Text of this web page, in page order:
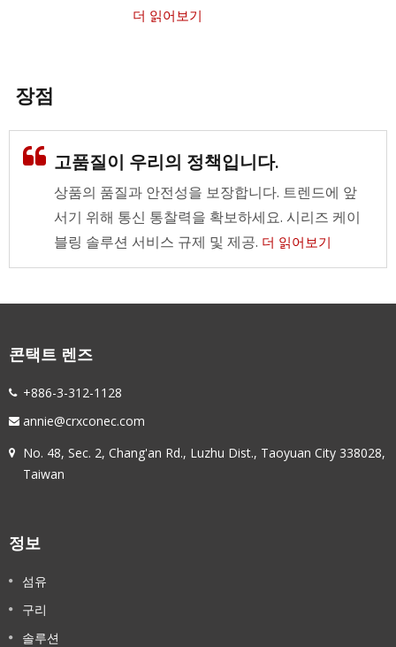
더 읽어보기
장점
고품질이 우리의 정책입니다.
상품의 품질과 안전성을 보장합니다. 트렌드에 앞
서기 위해 통신 통찰력을 확보하세요. 시리즈 케이
블링 솔루션 서비스 규제 및 제공. 더 읽어보기
콘택트 렌즈
+886-3-312-1128
annie@crxconec.com
No. 48, Sec. 2, Chang'an Rd., Luzhu Dist., Taoyuan City 338028,
Taiwan
정보
섬유
구리
솔루션